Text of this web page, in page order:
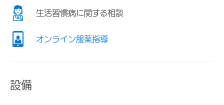
生活習慣病に関する相談
オンライン服薬指導
設備